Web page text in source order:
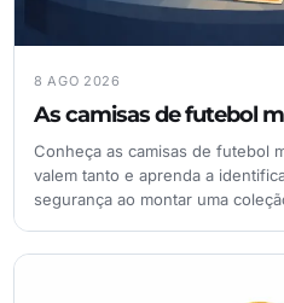
8 AGO 2026
As camisas de futebol
Conheça as camisas de futebol
valem tanto e aprenda a
segurança ao montar uma